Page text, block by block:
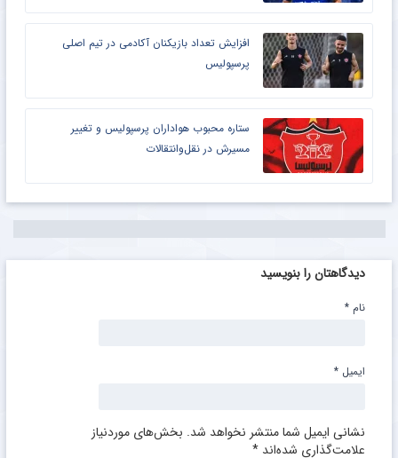
افزایش تعداد بازیکنان آکادمی در تیم اصلی
پرسپولیس
ستاره محبوب هواداران پرسپولیس و تغییر
مسیرش در نقل‌وانتقالات
دیدگاهتان را بنویسید
نشانی ایمیل شما منتشر نخواهد شد. بخش‌های موردنیاز
علامت‌گذاری شده‌اند *
نام *
ایمیل *